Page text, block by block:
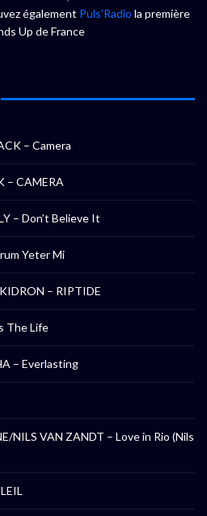
également Puls’Radio la première
Up de France
– Camera
– CAMERA
– Don’t Believe It
Yeter Mi
– RIPTIDE
The Life
– Everlasting
NILS VAN ZANDT – Love in Rio (Nils